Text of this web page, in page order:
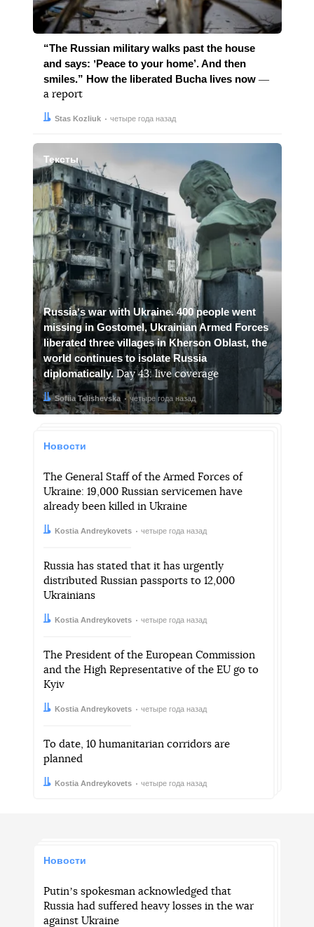
“The Russian military walks past the house
and says: ʼPeace to your home’. And then
smiles.” How the liberated Bucha lives now―
a report
Автор:
Stas Kozliuk
Дата: четыре года назад
Тексты
Russiaʼs war with Ukraine. 400 people went
missing in Gostomel, Ukrainian Armed Forces
liberated three villages in Kherson Oblast, the
world continues to isolate Russia
diplomatically. Day 43: live coverage
Автор:
Sofiia Telishevska
Дата: четыре года назад
Новости
The General Staff of the Armed Forces of
Ukraine: 19,000 Russian servicemen have
already been killed in Ukraine
Автор:
Kostia Andreykovets
Дата: четыре года назад
Russia has stated that it has urgently
distributed Russian passports to 12,000
Ukrainians
Автор:
Kostia Andreykovets
Дата: четыре года назад
The President of the European Commission
and the High Representative of the EU go to
Kyiv
Автор:
Kostia Andreykovets
Дата: четыре года назад
To date, 10 humanitarian corridors are
planned
Автор:
Kostia Andreykovets
Дата: четыре года назад
Новости
Putinʼs spokesman acknowledged that
Russia had suffered heavy losses in the war
against Ukraine